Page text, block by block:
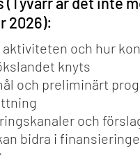
2026):
aktiviteten och hur
knyts
och preliminärt
och
bidra i